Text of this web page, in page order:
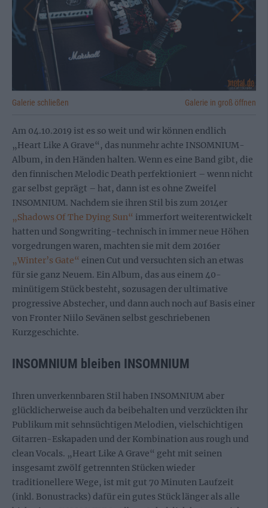
Galerie schließen Galerie in groß öffnen
Am 04.10.2019 ist es so weit und wir können endlich
„Heart Like A Grave“, das nunmehr achte INSOMNIUM-
Album, in den Händen halten. Wenn es eine Band gibt, die
den finnischen Melodic Death perfektioniert – wenn nicht
gar selbst geprägt – hat, dann ist es ohne Zweifel
INSOMNIUM. Nachdem sie ihren Stil bis zum 2014er
„Shadows Of The Dying Sun“ immerfort weiterentwickelt
hatten und Songwriting-technisch in immer neue Höhen
vorgedrungen waren, machten sie mit dem 2016er
„Winter’s Gate“ einen Cut und versuchten sich an etwas
für sie ganz Neuem. Ein Album, das aus einem 40-
minütigem Stück besteht, sozusagen der ultimative
progressive Abstecher, und dann auch noch auf Basis einer
von Fronter Niilo Sevänen selbst geschriebenen
Kurzgeschichte.
INSOMNIUM bleiben INSOMNIUM
Ihren unverkennbaren Stil haben INSOMNIUM aber
glücklicherweise auch da beibehalten und verzückten ihr
Publikum mit sehnsüchtigen Melodien, vielschichtigen
Gitarren-Eskapaden und der Kombination aus rough und
clean Vocals. „Heart Like A Grave“ geht mit seinen
insgesamt zwölf getrennten Stücken wieder
traditionellere Wege, ist mit gut 70 Minuten Laufzeit
(inkl. Bonustracks) dafür ein gutes Stück länger als alle